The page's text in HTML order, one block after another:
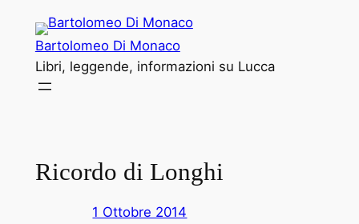
contenuto
Bartolomeo Di Monaco
Libri, leggende, informazioni su Lucca
Ricordo di Longhi
1 Ottobre 2014